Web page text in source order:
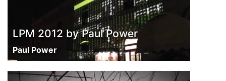
LPM 2012 by Paul Power
Paul Power